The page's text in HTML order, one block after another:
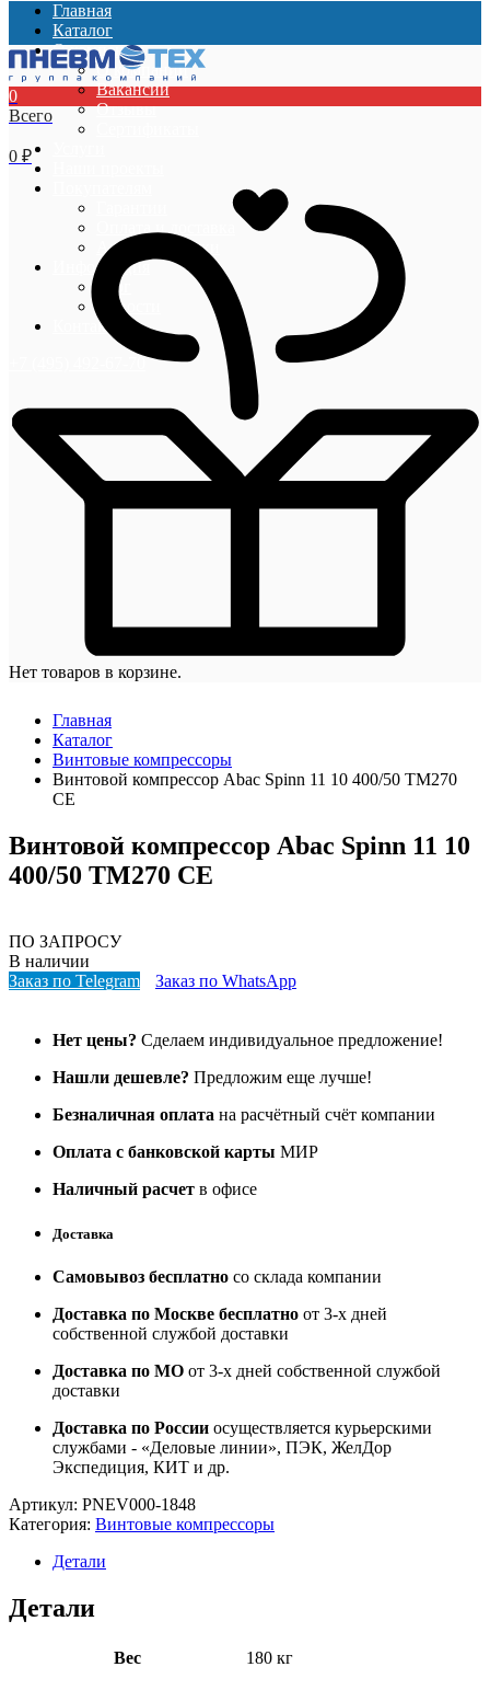
Главная
Каталог
О компании
О компании
Вакансии
Отзывы
Акции и скидки
Информация
Блог
Новости
Контакты
0
Всего
0 ₽
Нет товаров в корзине.
Главная
Каталог
Винтовые компрессоры
Винтовой компрессор Abac Spinn 11 10 400/50 TM270
CE
Винтовой компрессор Abac Spinn 11 10
400/50 TM270 CE
ПО ЗАПРОСУ
В наличии
Заказ по Telegram
Заказ по WhatsApp
Нет цены? Сделаем индивидуальное предложение!
Нашли дешевле? Предложим еще лучше!
Безналичная оплата на расчётный счёт компании
Оплата с банковской карты МИР
Наличный расчет в офисе
Доставка
Самовывоз бесплатно со склада компании
Доставка по Москве бесплатно от 3-х дней
собственной службой доставки
Доставка по МО от 3-х дней собственной службой
доставки
Доставка по России осуществляется курьерскими
службами - «Деловые линии», ПЭК, ЖелДор
Экспедиция, КИТ и др.
Артикул: PNEV000-1848
Категория: Винтовые компрессоры
Детали
Детали
Вес 180 кг